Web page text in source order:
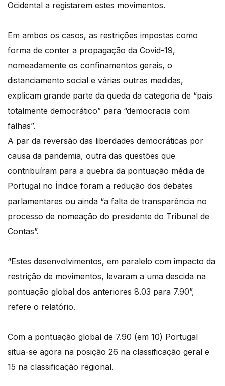
Ocidental a registarem estes movimentos.
Em ambos os casos, as restrições impostas como
forma de conter a propagação da Covid-19,
nomeadamente os confinamentos gerais, o
distanciamento social e várias outras medidas,
explicam grande parte da queda da categoria de “país
totalmente democrático” para “democracia com
falhas”.
A par da reversão das liberdades democráticas por
causa da pandemia, outra das questões que
contribuíram para a quebra da pontuação média de
Portugal no Índice foram a redução dos debates
parlamentares ou ainda “a falta de transparência no
processo de nomeação do presidente do Tribunal de
Contas”.
“Estes desenvolvimentos, em paralelo com impacto da
restrição de movimentos, levaram a uma descida na
pontuação global dos anteriores 8.03 para 7.90”,
refere o relatório.
Com a pontuação global de 7.90 (em 10) Portugal
situa-se agora na posição 26 na classificação geral e
15 na classificação regional.